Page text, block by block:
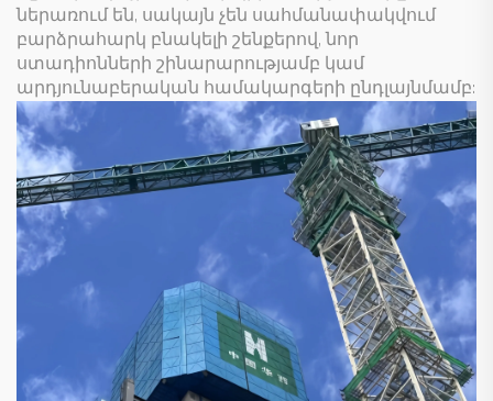
ներառում են, սակայն չեն սահմանափակվում
բարձրահարկ բնակելի շենքերով, նոր
ստադիոնների շինարարությամբ կամ
արդյունաբերական համակարգերի ընդլայնմամբ: